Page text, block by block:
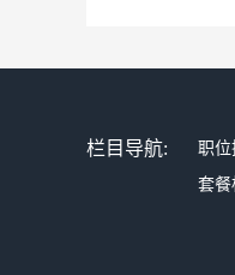
栏目导航: 职位
套餐